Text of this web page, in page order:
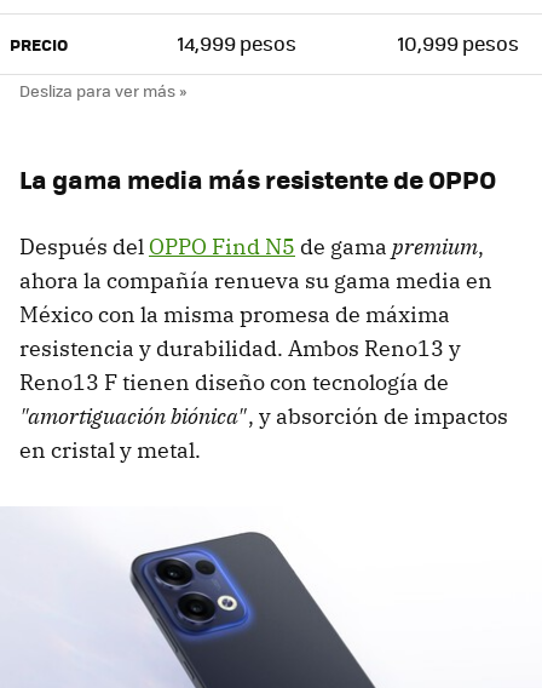
PRECIO 14,999 pesos 10,999 pesos
La gama media más resistente de OPPO
Después del OPPO Find N5 de gama premium,
ahora la compañía renueva su gama media en
México con la misma promesa de máxima
resistencia y durabilidad. Ambos Reno13 y
Reno13 F tienen diseño con tecnología de
"amortiguación biónica", y absorción de impactos
en cristal y metal.